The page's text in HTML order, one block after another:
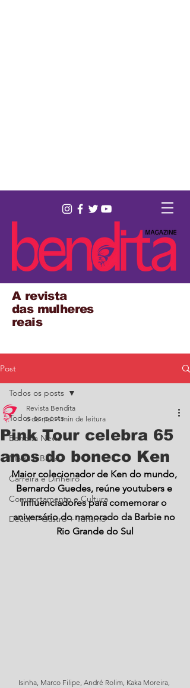
A revista
das mulheres
reais
Post
Todos os posts
Bendita News
Moda e Beleza
Carreira e Dinheiro
Comportamento e Cultura
Decor + Gastro + Turismo
Todos os posts
Pink Tour celebra 65
anos do boneco Ken
Revista Bendita
6 de mai. 4 min de leitura
Maior colecionador de Ken do mundo,
Bernardo Guedes, reúne youtubers e
influenciadores para comemorar o
aniversário do namorado da Barbie no
Rio Grande do Sul
Isinha, Marco Filipe, André Rolim, Kaka Moreira,